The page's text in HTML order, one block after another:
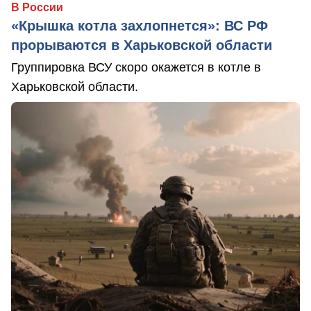
В России
«Крышка котла захлопнется»: ВС РФ
прорываются в Харьковской области
Группировка ВСУ скоро окажется в котле в
Харьковской области.